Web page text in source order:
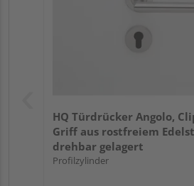
HQ Türdrücker Angolo,
Griff aus rostfreiem
drehbar gelagert
Profilzylinder